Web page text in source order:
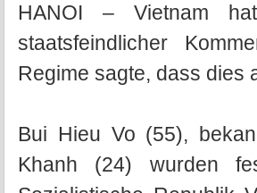
HANOI – Vietnam
staatsfeindlicher
Regime sagte, dass dies
Bui Hieu Vo (55),
Khanh (24) wurden